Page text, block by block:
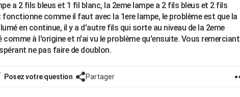
a 2 fils bleus et 1 fil blanc, la 2eme lampe a 2 fils bleus et 2 fils
fonctionne comme il faut avec la 1ere lampe, le problème est que la
en continue, il y a d'autre fils qui sorte au niveau de la 2eme
comme à l'origine et n'ai vu le problème qu'ensuite. Vous remerciant
ne pas faire de doublon.
Posez votre question Partager